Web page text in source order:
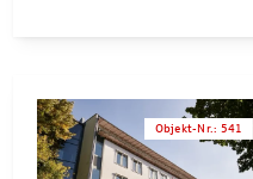
Objekt-Nr.: 541